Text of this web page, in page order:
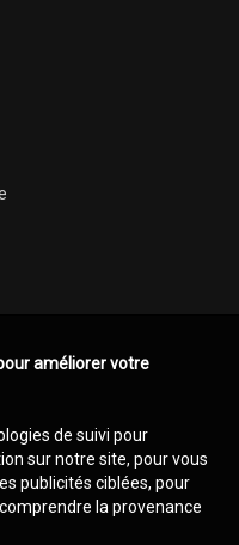
améliorer votre
de suivi pour
sur notre site, pour vous
publicités ciblées, pour
la provenance